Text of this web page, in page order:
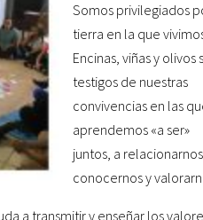
Somos privilegiados
tierra en la que
Encinas, viñas y olivos
testigos de nuestras
convivencias en las
aprendemos «a ser»
juntos, a
conocernos y
a transmitir y enseñar los